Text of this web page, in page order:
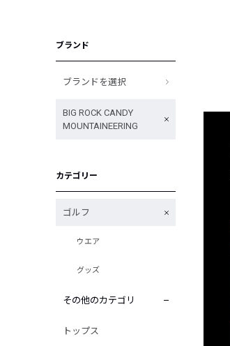
ブランド
ブランドを選択
BIG ROCK CANDY
MOUNTAINEERING
カテゴリー
ゴルフ
ウエア
グッズ
その他のカテゴリ
トップス